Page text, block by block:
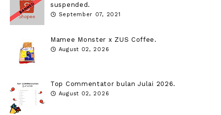
suspended.
September 07, 2021
Mamee Monster x ZUS Coffee.
August 02, 2026
Top Commentator bulan Julai 2026.
August 02, 2026